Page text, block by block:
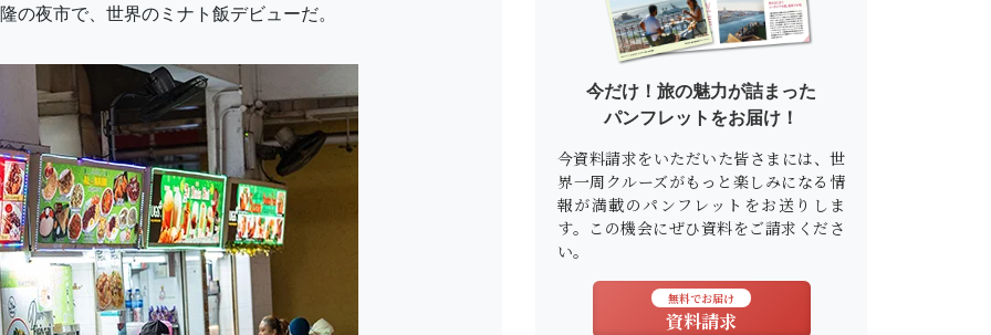
の夜市で、世界のミナト飯デビューだ。
今だけ！旅の魅力が詰まった
パンフレットをお届け！
今資料請求をいただいた皆さまには、世
界一周クルーズがもっと楽しみになる情
報が満載のパンフレットをお送りしま
す。この機会にぜひ資料をご請求くださ
い。
無料でお届け
資料請求